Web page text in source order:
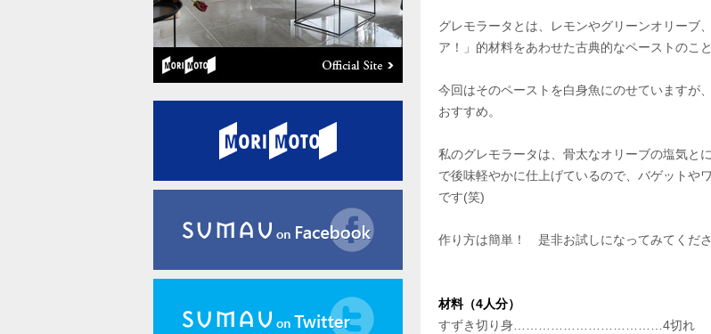
グレモラータとは、レモンやグリーンオリーブ
ア！」的材料をあわせた古典的なペーストのこと
今回はそのペーストを白身魚にのせていますが
おすすめ。
私のグレモラータは、骨太なオリーブの塩気と
で後味軽やかに仕上げているので、バゲットや
です(笑)
作り方は簡単！ 是非お試しになってみてくださ
材料（4人分）
すずき切り身………………………………4切れ